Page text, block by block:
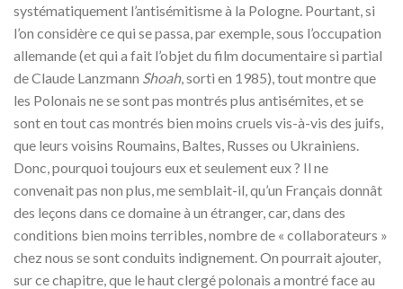
systématiquement l’antisémitisme à la Pologne. Pourtant, si
l’on considère ce qui se passa, par exemple, sous l’occupation
allemande (et qui a fait l’objet du film documentaire si partial
de Claude Lanzmann Shoah, sorti en 1985), tout montre que
les Polonais ne se sont pas montrés plus antisémites, et se
sont en tout cas montrés bien moins cruels vis-à-vis des juifs,
que leurs voisins Roumains, Baltes, Russes ou Ukrainiens.
Donc, pourquoi toujours eux et seulement eux ? Il ne
convenait pas non plus, me semblait-il, qu’un Français donnât
des leçons dans ce domaine à un étranger, car, dans des
conditions bien moins terribles, nombre de « collaborateurs »
chez nous se sont conduits indignement. On pourrait ajouter,
sur ce chapitre, que le haut clergé polonais a montré face au